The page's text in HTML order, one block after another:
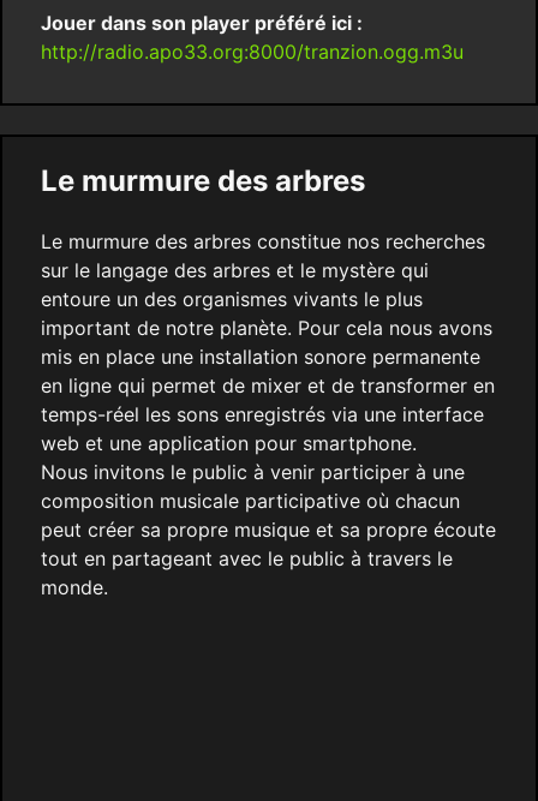
Jouer dans son player préféré ici :
http://radio.apo33.org:8000/tranzion.ogg.m3u
Le murmure des arbres
Le murmure des arbres constitue nos recherches
sur le langage des arbres et le mystère qui
entoure un des organismes vivants le plus
important de notre planète. Pour cela nous avons
mis en place une installation sonore permanente
en ligne qui permet de mixer et de transformer en
temps-réel les sons enregistrés via une interface
web et une application pour smartphone.
Nous invitons le public à venir participer à une
composition musicale participative où chacun
peut créer sa propre musique et sa propre écoute
tout en partageant avec le public à travers le
monde.